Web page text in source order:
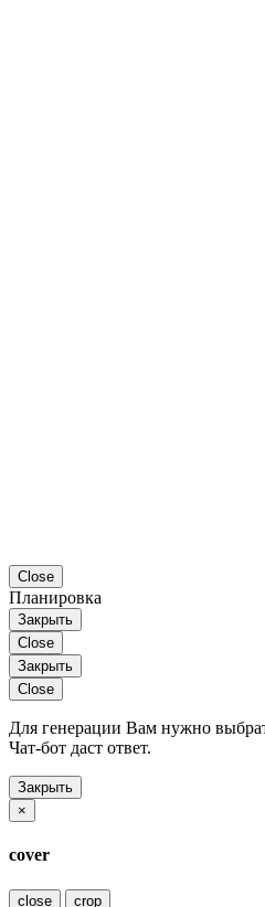
Close
Планировка
Закрыть
Close
Закрыть
Close
Для генерации Вам нужно
Чат-бот даст ответ.
Закрыть
×
cover
close crop